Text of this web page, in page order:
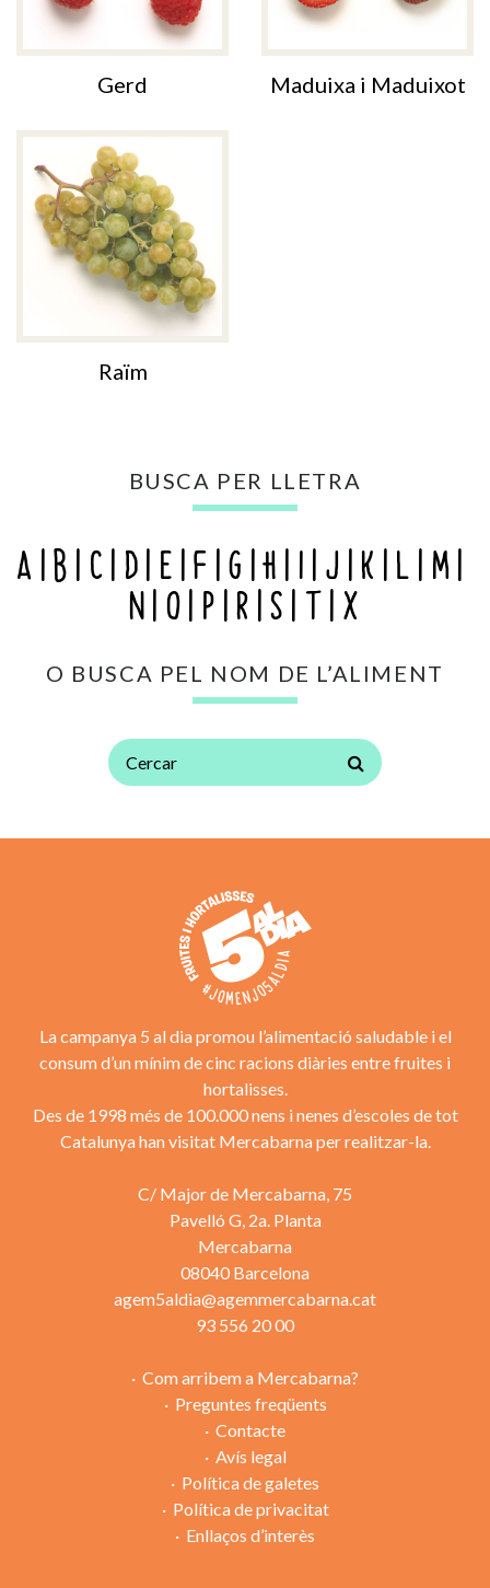
Gerd Maduixa i Maduixot
Raïm
BUSCA PER LLETRA
A B C D E F G H I J K L M
N O P R S T X
O BUSCA PEL NOM DE L’ALIMENT
La campanya 5 al dia promou l’alimentació saludable i el
consum d’un mínim de cinc racions diàries entre fruites i
hortalisses.
Des de 1998 més de 100.000 nens i nenes d’escoles de tot
Catalunya han visitat Mercabarna per realitzar-la.
C/ Major de Mercabarna, 75
Pavelló G, 2a. Planta
Mercabarna
08040 Barcelona
agem5aldia@agemmercabarna.cat
93 556 20 00
Com arribem a Mercabarna?
Preguntes freqüents
Contacte
Avís legal
Política de galetes
Política de privacitat
Enllaços d’interès